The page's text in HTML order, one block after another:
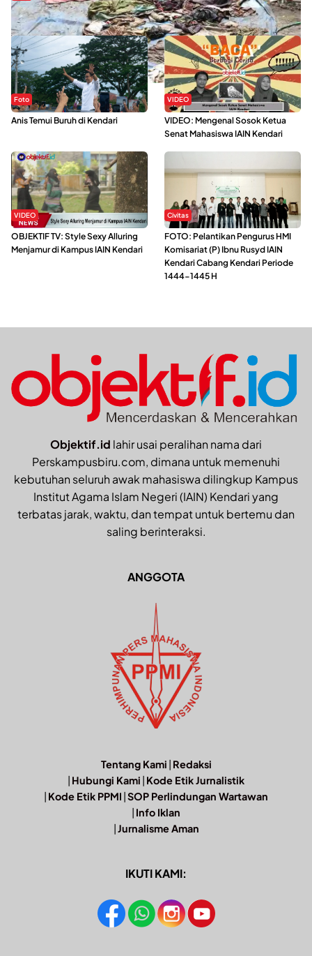
Sejak Banjir Bandang, Warga Butuhkan Air Bersih
Foto
Anis Temui Buruh di Kendari
VIDEO
VIDEO: Mengenal Sosok Ketua
Senat Mahasiswa IAIN Kendari
VIDEO
OBJEKTIF TV: Style Sexy Alluring
Menjamur di Kampus IAIN Kendari
Civitas
FOTO: Pelantikan Pengurus HMI
Komisariat (P) Ibnu Rusyd IAIN
Kendari Cabang Kendari Periode
1444-1445 H
Objektif.id lahir usai peralihan nama dari
Perskampusbiru.com, dimana untuk memenuhi
kebutuhan seluruh awak mahasiswa dilingkup Kampus
Institut Agama Islam Negeri (IAIN) Kendari yang
terbatas jarak, waktu, dan tempat untuk bertemu dan
saling berinteraksi.
ANGGOTA
Tentang Kami | Redaksi
| Hubungi Kami | Kode Etik Jurnalistik
| Kode Etik PPMI |SOP Perlindungan Wartawan
| Info Iklan
|Jurnalisme Aman
IKUTI KAMI: